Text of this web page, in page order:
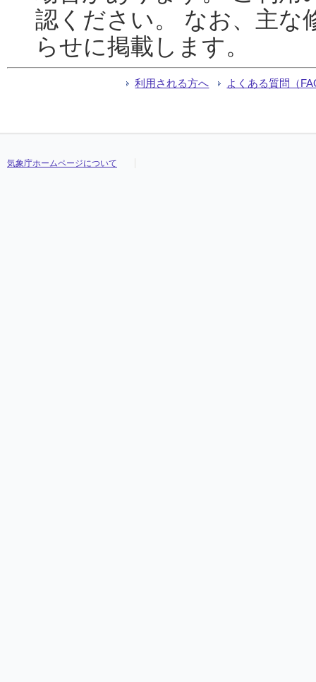
認ください。 なお、主な
らせに掲載します。
利用される方へ よくある質問（
気象庁ホームページについて